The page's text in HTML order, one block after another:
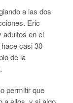
a las dos
Eric
adultos en el
casi 30
de la
permitir que